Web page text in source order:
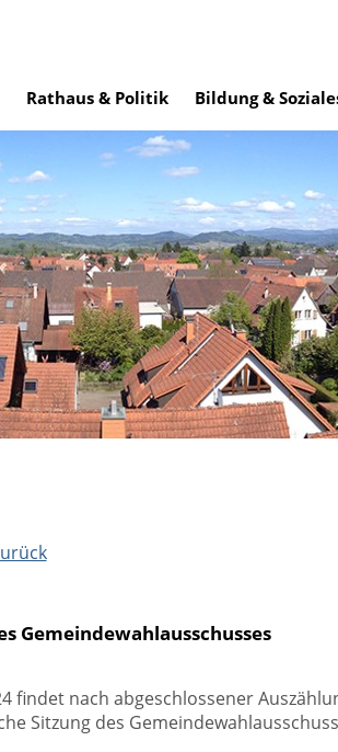
Rathaus & Politik Bildung &
Gemeindewahlausschusses
findet nach abgeschlossener
Sitzung des